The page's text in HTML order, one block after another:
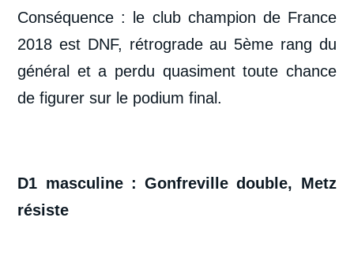
Conséquence : le club champion de France
2018 est DNF, rétrograde au 5ème rang du
général et a perdu quasiment toute chance
de figurer sur le podium final.
D1 masculine : Gonfreville double, Metz
résiste